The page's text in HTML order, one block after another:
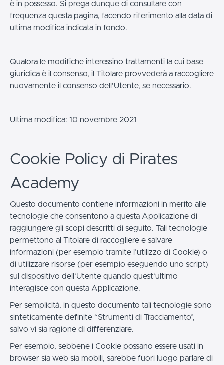
è in possesso. Si prega dunque di consultare con
frequenza questa pagina, facendo riferimento alla data di
ultima modifica indicata in fondo.
Qualora le modifiche interessino trattamenti la cui base
giuridica è il consenso, il Titolare provvederà a raccogliere
nuovamente il consenso dell’Utente, se necessario.
Ultima modifica: 10 novembre 2021
Cookie Policy di Pirates
Academy
Questo documento contiene informazioni in merito alle
tecnologie che consentono a questa Applicazione di
raggiungere gli scopi descritti di seguito. Tali tecnologie
permettono al Titolare di raccogliere e salvare
informazioni (per esempio tramite l’utilizzo di Cookie) o
di utilizzare risorse (per esempio eseguendo uno script)
sul dispositivo dell’Utente quando quest’ultimo
interagisce con questa Applicazione.
Per semplicità, in questo documento tali tecnologie sono
sinteticamente definite “Strumenti di Tracciamento”,
salvo vi sia ragione di differenziare.
Per esempio, sebbene i Cookie possano essere usati in
browser sia web sia mobili, sarebbe fuori luogo parlare di